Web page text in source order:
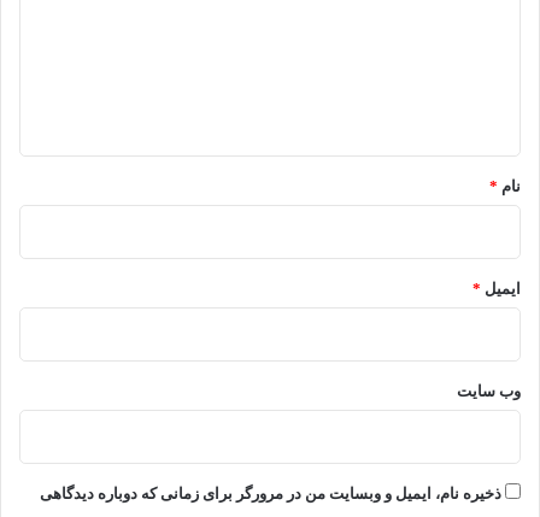
نام *
ایمیل *
وب‌ سایت
ذخیره نام، ایمیل و وبسایت من در مرورگر برای زمانی که دوباره دیدگاهی